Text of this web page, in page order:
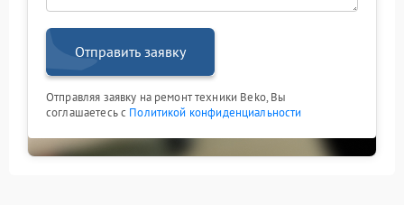
Отправить заявку
Отправляя заявку на ремонт техники Beko, Вы
соглашаетесь с Политикой конфиденциальности